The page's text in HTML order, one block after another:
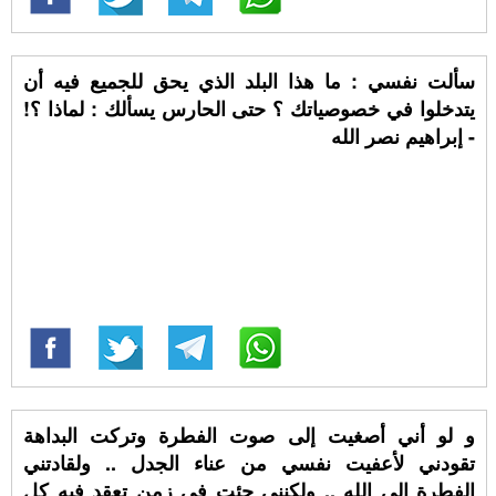
سألت نفسي : ما هذا البلد الذي يحق للجميع فيه أن
يتدخلوا في خصوصياتك ؟ حتى الحارس يسألك : لماذا ؟!
- إبراهيم نصر الله
و لو أني أصغيت إلى صوت الفطرة وتركت البداهة
تقودني لأعفيت نفسي من عناء الجدل .. ولقادتني